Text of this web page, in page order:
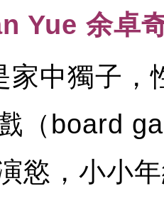
Yue 余卓
家中獨子，
（board
慾，小小